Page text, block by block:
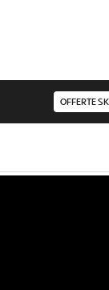
OFFERTE